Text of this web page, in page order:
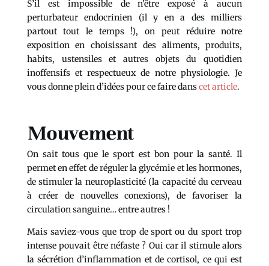
S’il est impossible de n’être exposé à aucun
perturbateur endocrinien (il y en a des milliers
partout tout le temps !), on peut réduire notre
exposition en choisissant des aliments, produits,
habits, ustensiles et autres objets du quotidien
inoffensifs et respectueux de notre physiologie. Je
vous donne plein d’idées pour ce faire danscet article.
Mouvement
On sait tous que le sport est bon pour la santé. Il
permet en effet de réguler la glycémie et les hormones,
de stimuler la neuroplasticité (la capacité du cerveau
à créer de nouvelles conexions), de favoriser la
circulation sanguine… entre autres !
Mais saviez-vous que trop de sport ou du sport trop
intense pouvait être néfaste ? Oui car il stimule alors
la sécrétion d’inflammation et de cortisol, ce qui est